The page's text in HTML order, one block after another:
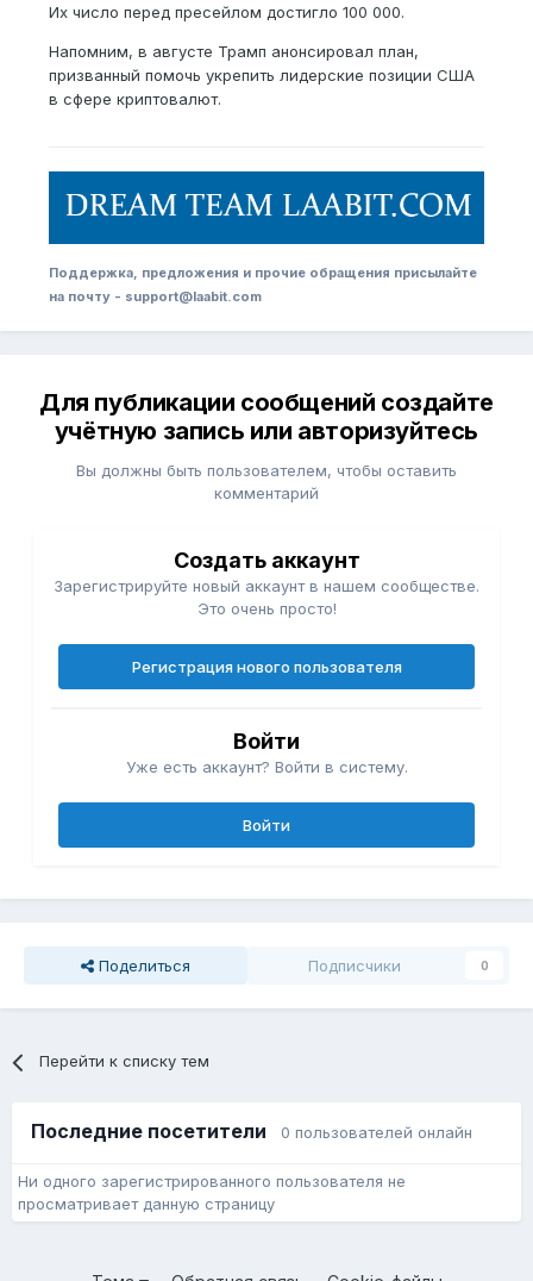
Их число перед пресейлом достигло 100 000.
Напомним, в августе Трамп анонсировал план,
призванный помочь укрепить лидерские позиции США
в сфере криптовалют.
Поддержка, предложения и прочие обращения присылайте
на почту - support@laabit.com
Для публикации сообщений создайте
учётную запись или авторизуйтесь
Вы должны быть пользователем, чтобы оставить
комментарий
Создать аккаунт
Зарегистрируйте новый аккаунт в нашем сообществе.
Это очень просто!
Регистрация нового пользователя
Войти
Уже есть аккаунт? Войти в систему.
Войти
Поделиться Подписчики 0
Перейти к списку тем
Последние посетители 0 пользователей онлайн
Ни одного зарегистрированного пользователя не
просматривает данную страницу